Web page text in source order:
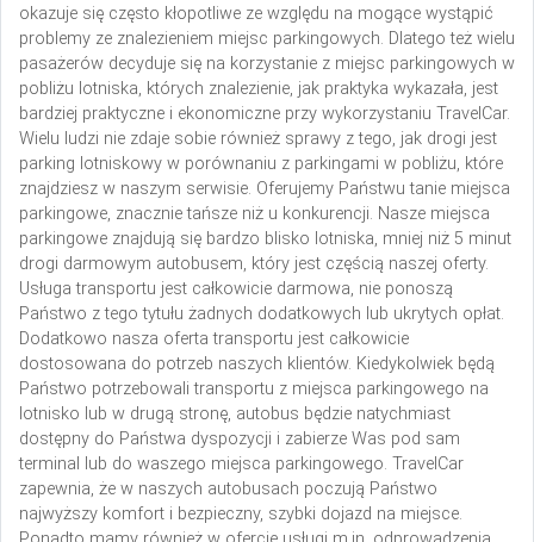
okazuje się często kłopotliwe ze względu na mogące wystąpić
problemy ze znalezieniem miejsc parkingowych. Dlatego też wielu
pasażerów decyduje się na korzystanie z miejsc parkingowych w
pobliżu lotniska, których znalezienie, jak praktyka wykazała, jest
bardziej praktyczne i ekonomiczne przy wykorzystaniu TravelCar.
Wielu ludzi nie zdaje sobie również sprawy z tego, jak drogi jest
parking lotniskowy w porównaniu z parkingami w pobliżu, które
znajdziesz w naszym serwisie. Oferujemy Państwu tanie miejsca
parkingowe, znacznie tańsze niż u konkurencji. Nasze miejsca
parkingowe znajdują się bardzo blisko lotniska, mniej niż 5 minut
drogi darmowym autobusem, który jest częścią naszej oferty.
Usługa transportu jest całkowicie darmowa, nie ponoszą
Państwo z tego tytułu żadnych dodatkowych lub ukrytych opłat.
Dodatkowo nasza oferta transportu jest całkowicie
dostosowana do potrzeb naszych klientów. Kiedykolwiek będą
Państwo potrzebowali transportu z miejsca parkingowego na
lotnisko lub w drugą stronę, autobus będzie natychmiast
dostępny do Państwa dyspozycji i zabierze Was pod sam
terminal lub do waszego miejsca parkingowego. TravelCar
zapewnia, że w naszych autobusach poczują Państwo
najwyższy komfort i bezpieczny, szybki dojazd na miejsce.